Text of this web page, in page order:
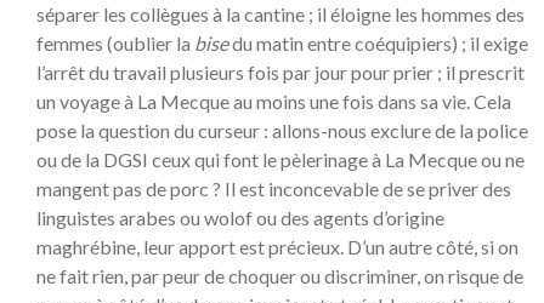
séparer les collègues à la cantine ; il éloigne les hommes des
femmes (oublier la bisedu matin entre coéquipiers) ; il exige
l’arrêt du travail plusieurs fois par jour pour prier ; il prescrit
un voyage à La Mecque au moins une fois dans sa vie. Cela
pose la question du curseur : allons-nous exclure de la police
ou de la DGSI ceux qui font le pèlerinage à La Mecque ou ne
mangent pas de porc ? Il est inconcevable de se priver des
linguistes arabes ou wolof ou des agents d’origine
maghrébine, leur apport est précieux. D’un autre côté, si on
ne fait rien, par peur de choquer ou discriminer, on risque de